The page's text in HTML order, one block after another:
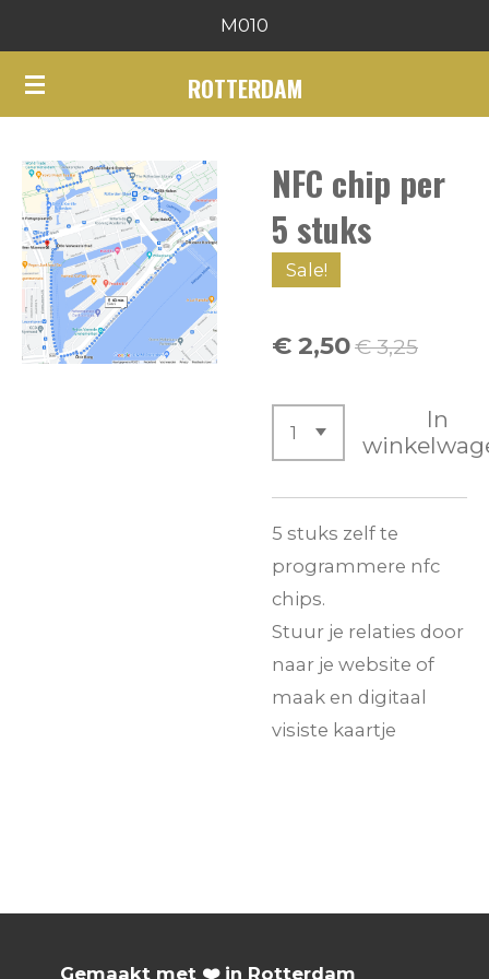
direct
naar
de
hoofdinhoud
ROTTERDAM
M010
NFC chip per
5 stuks
Sale!
€ 2,50€ 3,25
In
5 stuks zelf te
programmere nfc
chips.
Stuur je relaties door
naar je website of
maak en digitaal
visiste kaartje
Gemaakt met ❤️ in Rotterdam